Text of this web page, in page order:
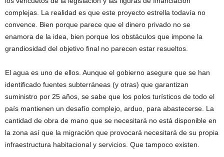
complejas. La realidad es que este proyecto estrella todavía no
convence. Bien porque parece que el dinero privado no se
enamora de la idea, bien porque los obstáculos que impone la
grandiosidad del objetivo final no parecen estar resueltos.
El agua es uno de ellos. Aunque el gobierno asegure que se han
identificado fuentes subterráneas (y otras) que garantizan
suministro por 25 años, se sabe que los polos turísticos de todo el
país mantienen un desafío complejo, arduo, para abastecerse. La
cantidad de obra de mano que se necesitará no está disponible en
la zona así que la migración que provocará necesitará de su propia
infraestructura habitacional y servicios. Que tampoco existen.